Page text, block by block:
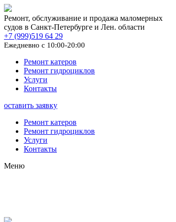
Ремонт, обслуживание и продажа маломерных
судов в Санкт-Петербурге и Лен. области
+7 (999)519 64 29
Ежедневно с 10:00-20:00
Ремонт катеров
Ремонт гидроциклов
Услуги
Контакты
оставить заявку
Ремонт катеров
Ремонт гидроциклов
Услуги
Контакты
Меню